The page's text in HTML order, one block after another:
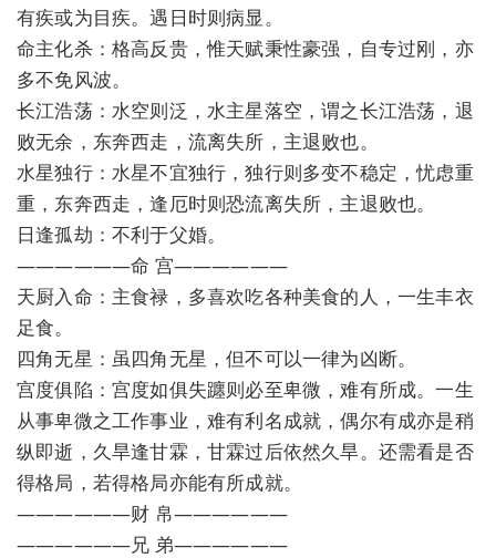
有疾或为目疾。遇日时则病显。
命主化杀：格高反贵，惟天赋秉性豪强，自专过刚，亦
多不免风波。
长江浩荡：水空则泛，水主星落空，谓之长江浩荡，退
败无余，东奔西走，流离失所，主退败也。
水星独行：水星不宜独行，独行则多变不稳定，忧虑重
重，东奔西走，逢厄时则恐流离失所，主退败也。
日逢孤劫：不利于父婚。
——————命 宫——————
天厨入命：主食禄，多喜欢吃各种美食的人，一生丰衣
足食。
四角无星：虽四角无星，但不可以一律为凶断。
宫度俱陷：宫度如俱失躔则必至卑微，难有所成。一生
从事卑微之工作事业，难有利名成就，偶尔有成亦是稍
纵即逝，久旱逢甘霖，甘霖过后依然久旱。还需看是否
得格局，若得格局亦能有所成就。
——————财 帛——————
——————兄 弟——————